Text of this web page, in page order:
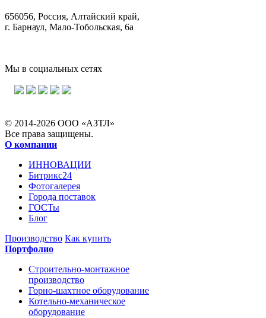
656056, Россия, Алтайский край,
г. Барнаул, Мало-Тобольская, 6а
Мы в социальных сетях
© 2014-2026 ООО «АЗТЛ»
Все права защищены.
О компании
ИННОВАЦИИ
Битрикс24
Фотогалерея
Города поставок
ГОСТы
Блог
Производство Как купить
Портфолио
Строительно-монтажное
производство
Горно-шахтное оборудование
Котельно-механическое
оборудование